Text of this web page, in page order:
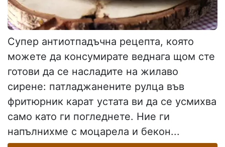
Супер антиотпадъчна рецепта, която
можете да консумирате веднага щом сте
готови да се насладите на жилаво
сирене: патладжанените рулца във
фритюрник карат устата ви да се усмихва
само като ги погледнете. Ние ги
напълнихме с моцарела и бекон...